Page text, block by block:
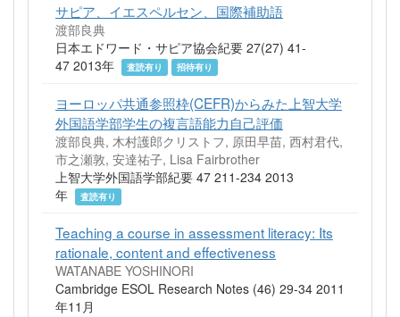
サピア、イエスペルセン、国際補助語
渡部良典
日本エドワード・サピア協会紀要 27(27) 41-
47 2013年
査読有り 招待有り
ヨーロッパ共通参照枠(CEFR)からみた上智大学
外国語学部学生の複言語能力自己評価
渡部良典, 木村護郎クリストフ, 原田早苗, 西村君代,
市之瀬敦, 安達祐子, Lisa Fairbrother
上智大学外国語学部紀要 47 211-234 2013
年
査読有り
Teaching a course in assessment literacy: Its
rationale, content and effectiveness
WATANABE YOSHINORI
Cambridge ESOL Research Notes (46) 29-34 2011
年11月